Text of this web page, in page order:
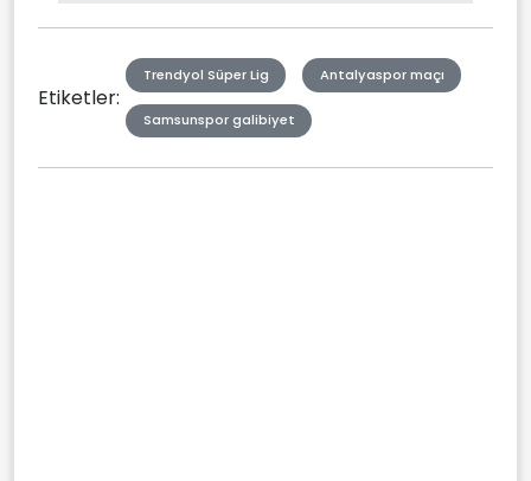
Etiketler:
Trendyol Süper Lig Antalyaspor maçı
Samsunspor galibiyet